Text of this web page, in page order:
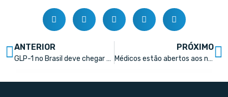
ANTERIOR
GLP-1 no Brasil deve chegar a US$ 9 bi em 2030
PRÓXIMO
Médicos estão abertos aos novos GLP-1, mas 78% ainda são influenciados pela marca